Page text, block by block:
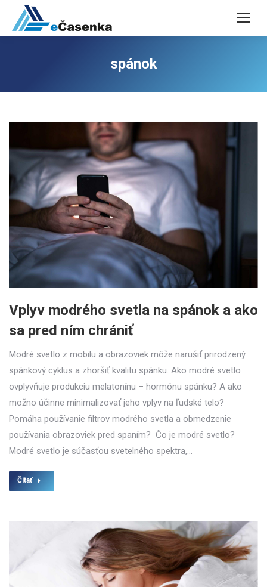
spánok
Vplyv modrého svetla na spánok a ako
sa pred ním chrániť
Modré svetlo z mobilu a obrazoviek môže narušiť prirodzený
spánkový cyklus a zhoršiť kvalitu spánku. Ako modré svetlo
ovplyvňuje produkciu melatonínu – hormónu spánku? A ako
možno účinne minimalizovať jeho vplyv na ľudské telo?
Pomáha používanie filtrov modrého svetla a obmedzenie
používania obrazoviek pred spaním? Čo je modré svetlo?
Modré svetlo je súčasťou svetelného spektra,…
Čítať